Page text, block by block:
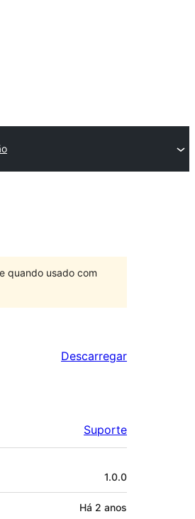
quando usado com
Descarregar
Suporte
1.0.0
Há 2 anos